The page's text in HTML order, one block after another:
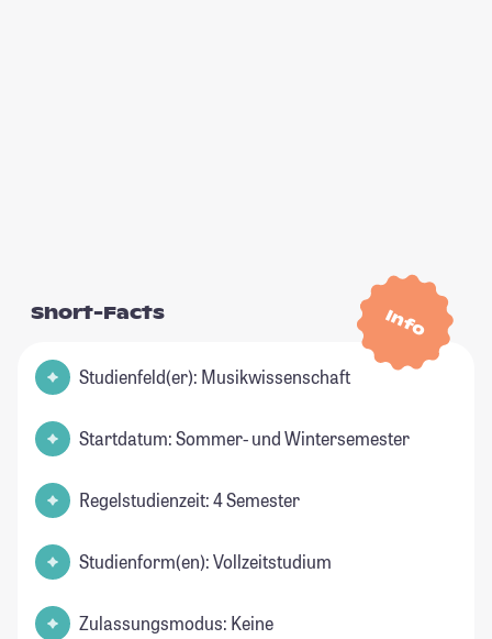
Info
Short-Facts
Studienfeld(er): Musikwissenschaft
Startdatum: Sommer- und Wintersemester
Regelstudienzeit: 4 Semester
Studienform(en): Vollzeitstudium
Zulassungsmodus: Keine